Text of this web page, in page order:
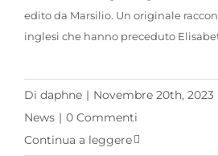
edito da Marsilio. Un originale
inglesi che hanno preceduto
Di daphne | Novembre 20th, 2023
News | 0 Commenti
Continua a leggere